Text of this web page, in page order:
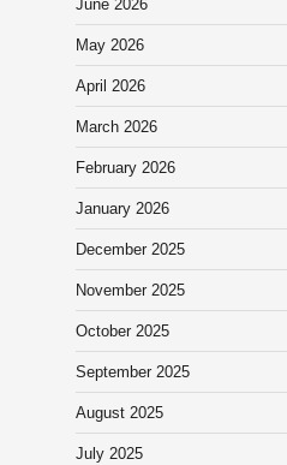
June 2026
May 2026
April 2026
March 2026
February 2026
January 2026
December 2025
November 2025
October 2025
September 2025
August 2025
July 2025